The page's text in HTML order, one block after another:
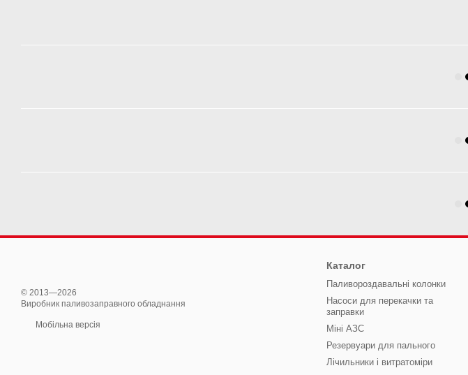
© 2013—2026
Виробник паливозаправного обладнання
Мобільна версія
Каталог
Паливороздавальні колонки
Насоси для перекачки та
заправки
Міні АЗС
Резервуари для пального
Лічильники і витратоміри